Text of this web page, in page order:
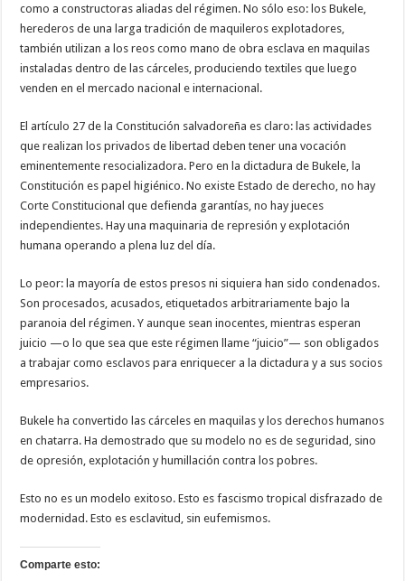
como a constructoras aliadas del régimen. No sólo eso: los Bukele,
herederos de una larga tradición de maquileros explotadores,
también utilizan a los reos como mano de obra esclava en maquilas
instaladas dentro de las cárceles, produciendo textiles que luego
venden en el mercado nacional e internacional.
El artículo 27 de la Constitución salvadoreña es claro: las actividades
que realizan los privados de libertad deben tener una vocación
eminentemente resocializadora. Pero en la dictadura de Bukele, la
Constitución es papel higiénico. No existe Estado de derecho, no hay
Corte Constitucional que defienda garantías, no hay jueces
independientes. Hay una maquinaria de represión y explotación
humana operando a plena luz del día.
Lo peor: la mayoría de estos presos ni siquiera han sido condenados.
Son procesados, acusados, etiquetados arbitrariamente bajo la
paranoia del régimen. Y aunque sean inocentes, mientras esperan
juicio —o lo que sea que este régimen llame “juicio”— son obligados
a trabajar como esclavos para enriquecer a la dictadura y a sus socios
empresarios.
Bukele ha convertido las cárceles en maquilas y los derechos humanos
en chatarra. Ha demostrado que su modelo no es de seguridad, sino
de opresión, explotación y humillación contra los pobres.
Esto no es un modelo exitoso. Esto es fascismo tropical disfrazado de
modernidad. Esto es esclavitud, sin eufemismos.
Comparte esto: